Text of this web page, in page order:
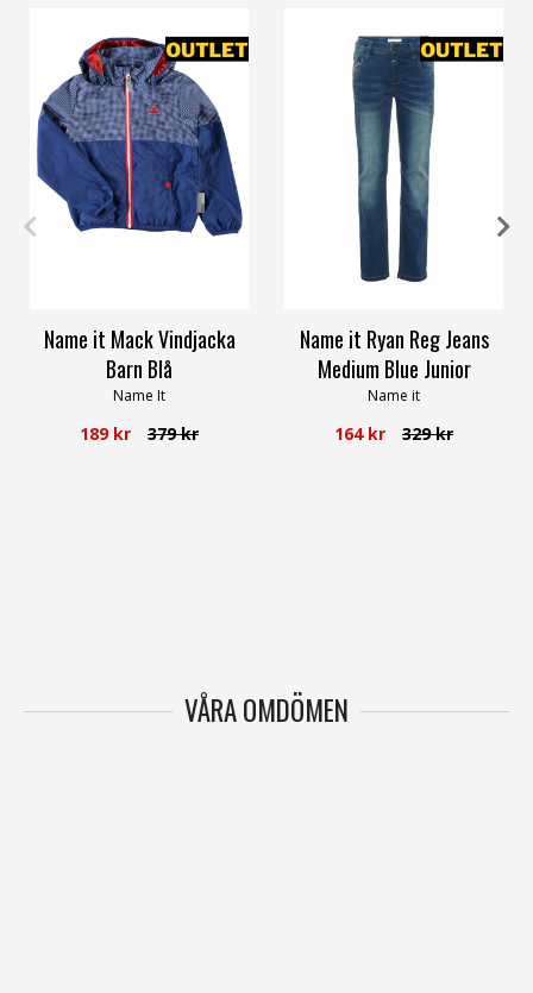
152
Name it Mack Vindjacka
Barn Blå
Name It
189 kr 379 kr
128
Name it Ryan Reg Jeans
Medium Blue Junior
Name it
164 kr 329 kr
VÅRA OMDÖMEN